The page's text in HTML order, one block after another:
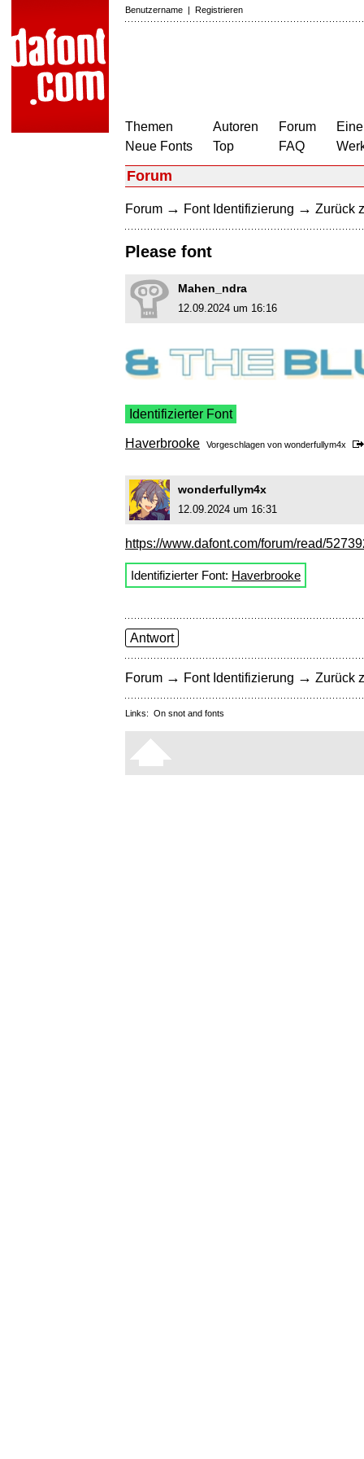
Benutzername | Registrieren
Themen
Neue Fonts
Autoren
Top
Forum
FAQ
Forum
Forum → Font Identifizierung → Zurück
Please font
Mahen_ndra
12.09.2024 um 16:16
Identifizierter Font
Haverbrooke Vorgeschlagen von wonderfullym4x
wonderfullym4x
12.09.2024 um 16:31
https://www.dafont.com/forum/read/
Identifizierter Font: Haverbrooke
Antwort
Forum → Font Identifizierung → Zurück
Links: On snot and fonts